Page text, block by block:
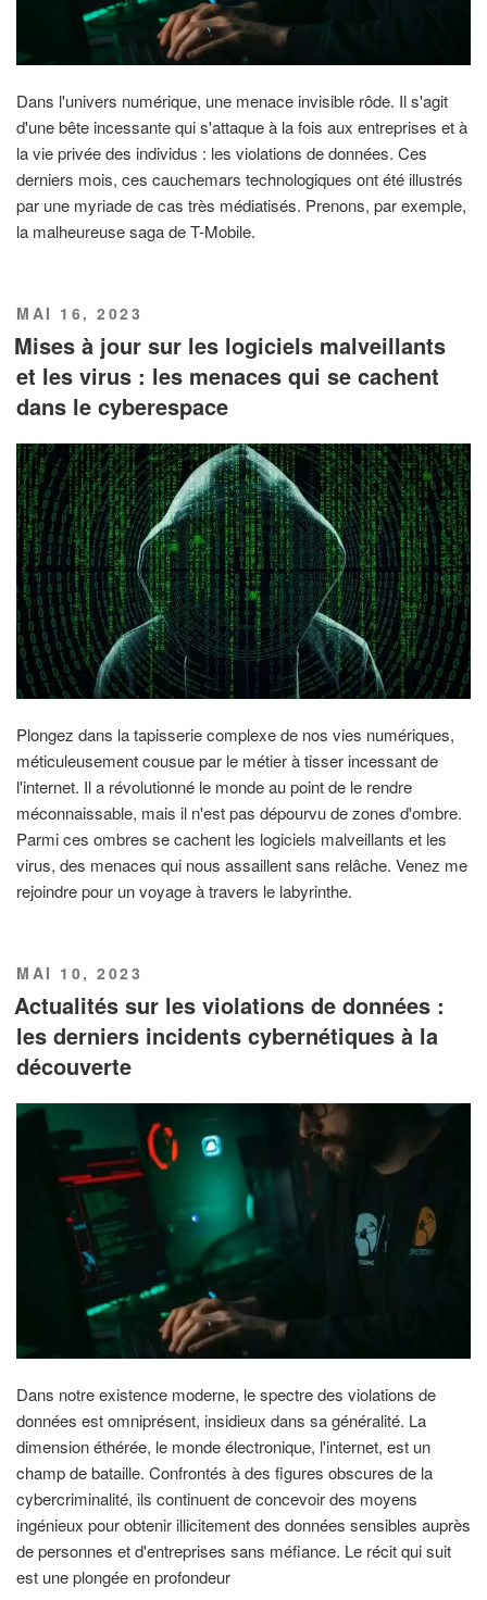
Dans l'univers numérique, une menace invisible rôde. Il s'agit
d'une bête incessante qui s'attaque à la fois aux entreprises et à
la vie privée des individus : les violations de données. Ces
derniers mois, ces cauchemars technologiques ont été illustrés
par une myriade de cas très médiatisés. Prenons, par exemple,
la malheureuse saga de T-Mobile.
PUBLIÉ
LE
MAI 16, 2023
Mises à jour sur les logiciels malveillants
et les virus : les menaces qui se cachent
dans le cyberespace
Plongez dans la tapisserie complexe de nos vies numériques,
méticuleusement cousue par le métier à tisser incessant de
l'internet. Il a révolutionné le monde au point de le rendre
méconnaissable, mais il n'est pas dépourvu de zones d'ombre.
Parmi ces ombres se cachent les logiciels malveillants et les
virus, des menaces qui nous assaillent sans relâche. Venez me
rejoindre pour un voyage à travers le labyrinthe.
PUBLIÉ
LE
MAI 10, 2023
Actualités sur les violations de données :
les derniers incidents cybernétiques à la
découverte
Dans notre existence moderne, le spectre des violations de
données est omniprésent, insidieux dans sa généralité. La
dimension éthérée, le monde électronique, l'internet, est un
champ de bataille. Confrontés à des figures obscures de la
cybercriminalité, ils continuent de concevoir des moyens
ingénieux pour obtenir illicitement des données sensibles auprès
de personnes et d'entreprises sans méfiance. Le récit qui suit
est une plongée en profondeur